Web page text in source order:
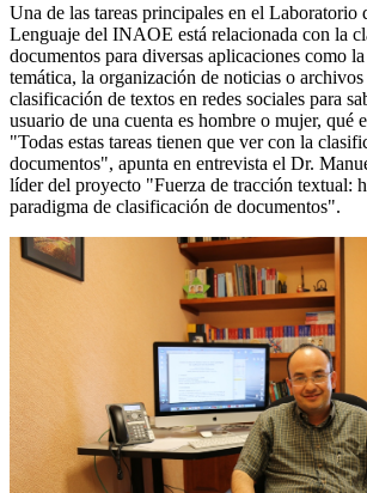
Una de las tareas principales en el Laboratorio
Lenguaje del INAOE está relacionada con la
documentos para diversas aplicaciones como
temática, la organización de noticias o
clasificación de textos en redes sociales para
usuario de una cuenta es hombre o mujer, qué
"Todas estas tareas tienen que ver con la
documentos", apunta en entrevista el Dr.
líder del proyecto "Fuerza de tracción textual:
paradigma de clasificación de documentos".